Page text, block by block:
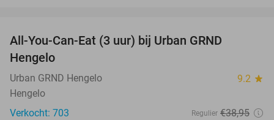
All-You-Can-Eat (3 uur) bij Urban GRND
Hengelo
Urban GRND Hengelo 9.2 star
Hengelo
Verkocht: 703
Regulier €38,95